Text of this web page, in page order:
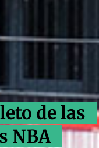
de las
NBA